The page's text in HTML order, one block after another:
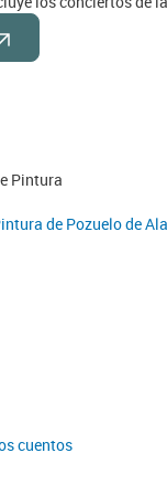
de Pozuelo de
cuentos